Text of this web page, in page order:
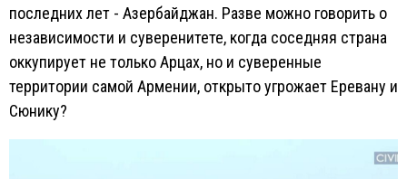
последних лет - Азербайджан. Разве можно говорить о
независимости и суверенитете, когда соседняя страна
оккупирует не только Арцах, но и суверенные
территории самой Армении, открыто угрожает Еревану и
Сюнику?